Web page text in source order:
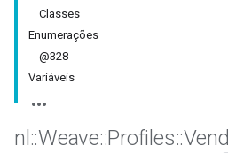
Classes
Enumerações
@328
Variáveis
nl ::Weave::Profiles::